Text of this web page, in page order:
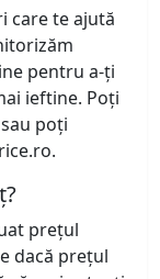
care te ajută
pentru a-ți
ieftine. Poți
poți
prețul
dacă prețul